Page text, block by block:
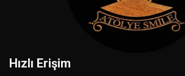
Hızlı Erişim